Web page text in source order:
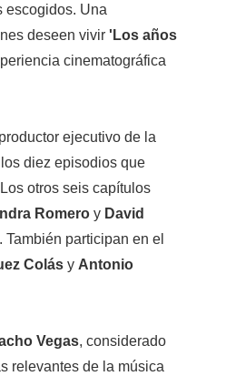
escogidos. Una
deseen vivir 'Los años
cinematográfica
ejecutivo de la
diez episodios que
otros seis capítulos
Romeroy David
También participan en el
Colásy Antonio
Vegas, considerado
relevantes de la música